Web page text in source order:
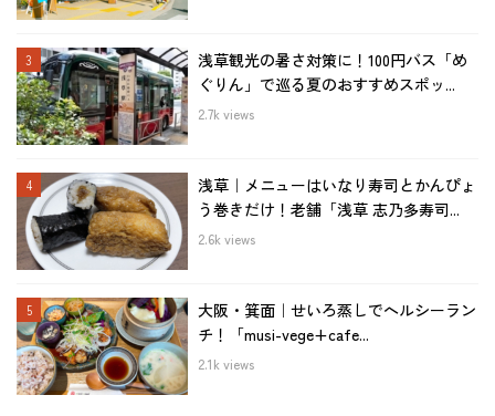
浅草観光の暑さ対策に！100円バス「め
ぐりん」で巡る夏のおすすめスポッ...
2.7k views
浅草｜メニューはいなり寿司とかんぴょ
う巻きだけ！老舗「浅草 志乃多寿司...
2.6k views
大阪・箕面｜せいろ蒸しでヘルシーラン
チ！「musi-vege+cafe...
2.1k views